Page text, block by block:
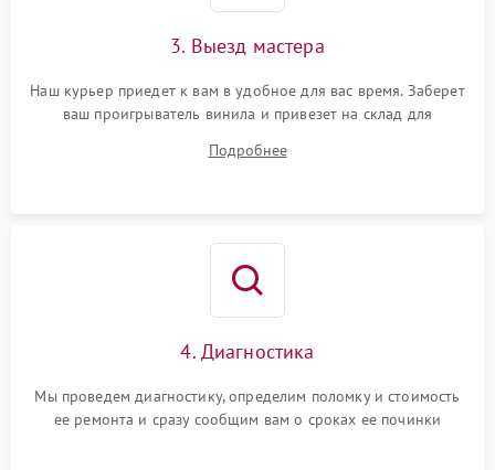
3. Выезд мастера
Наш курьер приедет к вам в удобное для вас время. Заберет
ваш проигрыватель винила и привезет на склад для
Подробнее
4. Диагностика
Мы проведем диагностику, определим поломку и стоимость
ее ремонта и сразу сообщим вам о сроках ее починки